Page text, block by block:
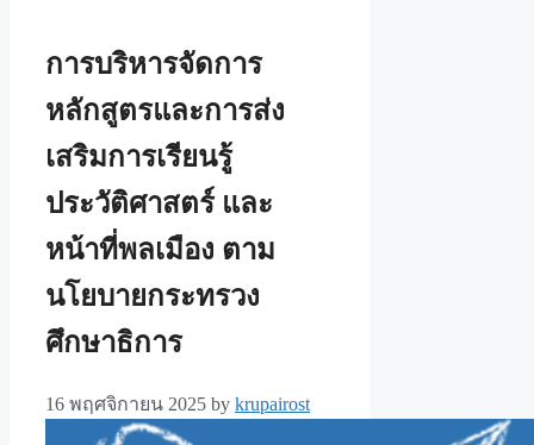
การบริหารจัดการ
หลักสูตรและการส่ง
เสริมการเรียนรู้
ประวัติศาสตร์ และ
หน้าที่พลเมือง ตาม
นโยบายกระทรวง
ศึกษาธิการ
16 พฤศจิกายน 2025 by krupairost